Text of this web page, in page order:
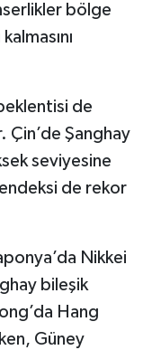
bölge
de
Şanghay
seviyesine
de rekor
Nikkei
bileşik
Hang
Güney